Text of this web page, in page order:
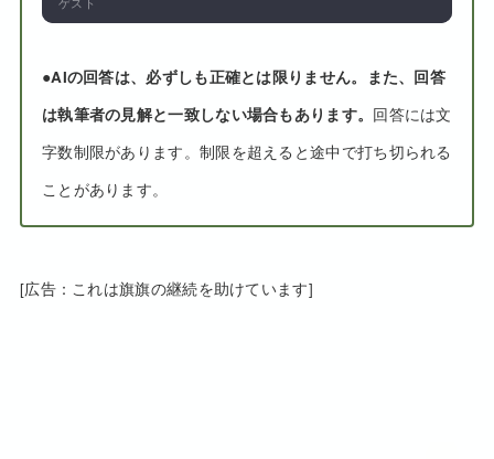
●AIの回答は、必ずしも正確とは限りません。また、回答
は執筆者の見解と一致しない場合もあります。 回答には文
字数制限があります。制限を超えると途中で打ち切られる
ことがあります。
[広告：これは旗旗の継続を助けています]